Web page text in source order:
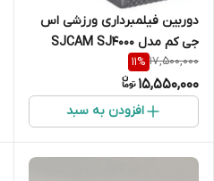
دوربین فیلمبرداری ورزشی اس
جی کم مدل SJCAM SJ4000
17,500,000
11%
15,550,000
افزودن به سبد